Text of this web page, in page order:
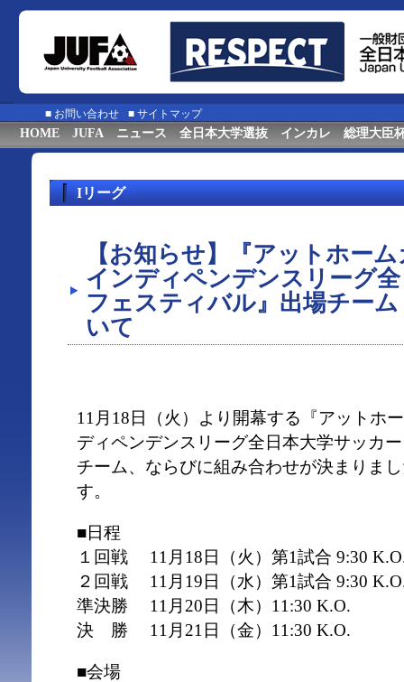
■ お問い合わせ ■ サイトマップ
HOME JUFA ニュース 全日本大学選抜 インカレ 総理大臣
Iリーグ
【お知らせ】『アットホー
インディペンデンスリーグ
フェスティバル』出場チー
いて
11月18日（火）より開幕する『アットホ
ディペンデンスリーグ全日本大学サッカ
チーム、ならびに組み合わせが決まりま
す。
■日程
１回戦 11月18日（火）第1試合 9:30
２回戦 11月19日（水）第1試合 9:30
準決勝 11月20日（木）11:30 K.O.
決 勝 11月21日（金）11:30 K.O.
■会場